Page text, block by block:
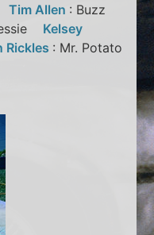
Tim Allen : Buzz
Kelsey
Rickles : Mr. Potato